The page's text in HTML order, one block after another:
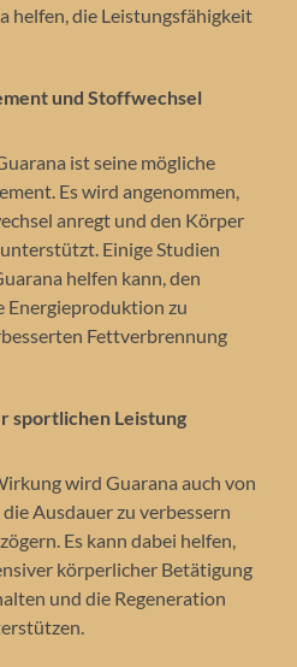
helfen, die Leistungsfähigkeit
und Stoffwechsel
ist seine mögliche
Es wird angenommen,
anregt und den Körper
Einige Studien
helfen kann, den
Energieproduktion zu
Fettverbrennung
sportlichen Leistung
wird Guarana auch von
Ausdauer zu verbessern
Es kann dabei helfen,
körperlicher Betätigung
und die Regeneration